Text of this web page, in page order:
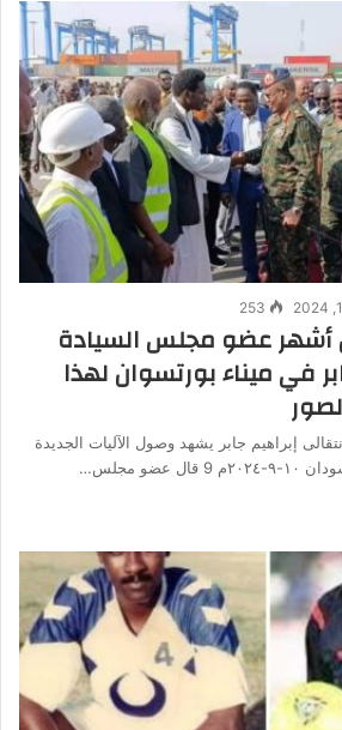
253
أشهر عضو مجلس السيادة
في ميناء بورتسوان لهذا
إبراهيم جابر يشهد وصول الآليات الجديدة
مجلس…